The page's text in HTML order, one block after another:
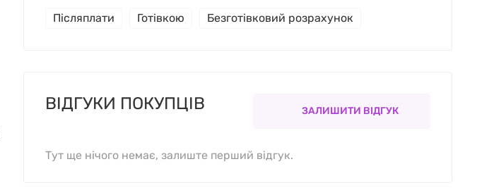
Післяплати Готівкою Безготівковий розрахунок
ВІДГУКИ ПОКУПЦІВ ЗАЛИШИТИ ВІДГУК
Тут ще нічого немає, залиште перший відгук.